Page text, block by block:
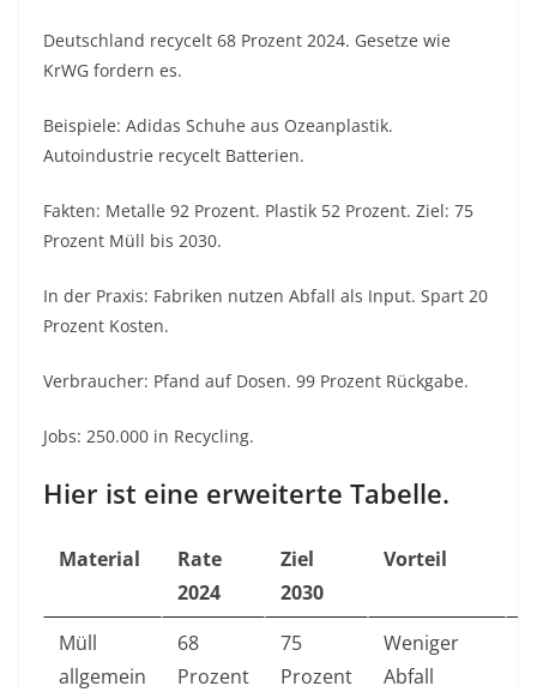
Deutschland recycelt 68 Prozent 2024. Gesetze wie
KrWG fordern es.
Beispiele: Adidas Schuhe aus Ozeanplastik.
Autoindustrie recycelt Batterien.
Fakten: Metalle 92 Prozent. Plastik 52 Prozent. Ziel: 75
Prozent Müll bis 2030.
In der Praxis: Fabriken nutzen Abfall als Input. Spart 20
Prozent Kosten.
Verbraucher: Pfand auf Dosen. 99 Prozent Rückgabe.
Jobs: 250.000 in Recycling.
Hier ist eine erweiterte Tabelle.
Material
Rate
2024
Ziel
2030
Vorteil
Müll
allgemein
68
Prozent
75
Prozent
Weniger
Abfall